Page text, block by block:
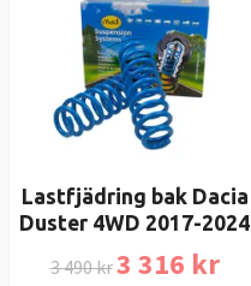
Lastfjädring bak Dacia
Duster 4WD 2017-2024
3 490 kr3 316 kr